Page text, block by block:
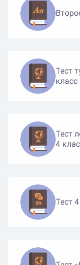
Тест
класс
Тест
4
Тест